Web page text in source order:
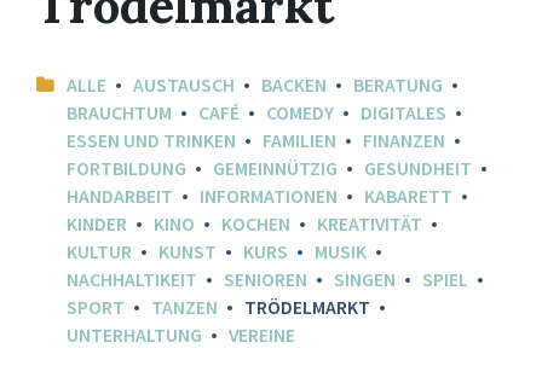
ALLE AUSTAUSCH BACKEN
BERATUNG
BRAUCHTUM
CAFÉ COMEDY
DIGITALES
ESSEN UND TRINKEN
FAMILIEN
FINANZEN
FORTBILDUNG
GEMEINNÜTZIG
GESUNDHEIT
HANDARBEIT
INFORMATIONEN
KABARETT
KINDER
KINO KOCHEN
KREATIVITÄT
KULTUR
KUNST KURS
MUSIK
NACHHALTIKEIT
SENIOREN SINGEN
SPIEL
SPORT
TANZEN
TRÖDELMARKT
UNTERHALTUNG
VEREINE